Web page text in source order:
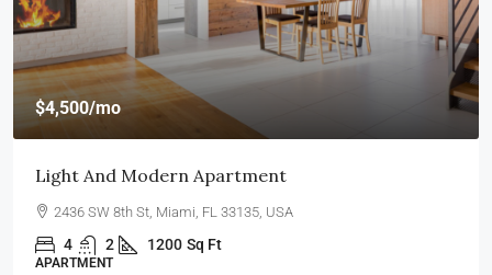
$4,500/mo
Light And Modern Apartment
2436 SW 8th St, Miami, FL 33135, USA
4 2 1200 Sq Ft
APARTMENT